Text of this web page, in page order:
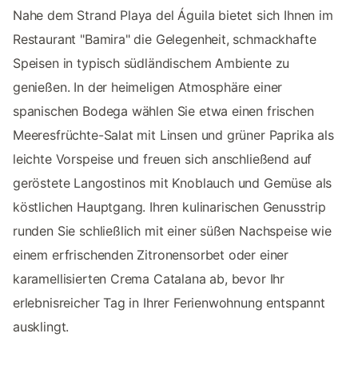
Nahe dem Strand Playa del Águila bietet sich Ihnen im
Restaurant "Bamira" die Gelegenheit, schmackhafte
Speisen in typisch südländischem Ambiente zu
genießen. In der heimeligen Atmosphäre einer
spanischen Bodega wählen Sie etwa einen frischen
Meeresfrüchte-Salat mit Linsen und grüner Paprika als
leichte Vorspeise und freuen sich anschließend auf
geröstete Langostinos mit Knoblauch und Gemüse als
köstlichen Hauptgang. Ihren kulinarischen Genusstrip
runden Sie schließlich mit einer süßen Nachspeise wie
einem erfrischenden Zitronensorbet oder einer
karamellisierten Crema Catalana ab, bevor Ihr
erlebnisreicher Tag in Ihrer Ferienwohnung entspannt
ausklingt.